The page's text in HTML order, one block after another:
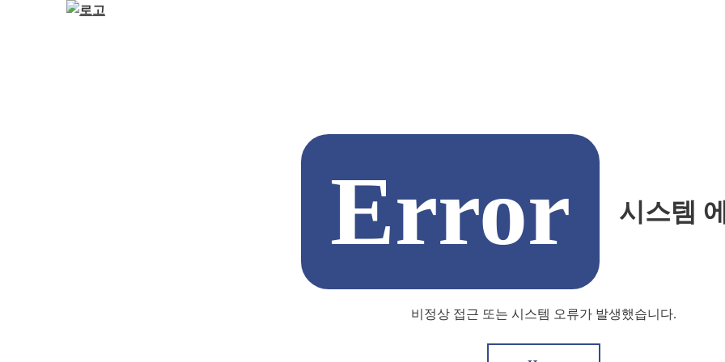
Error 시스템
비정상 접근 또는 시스템 오류가 발생했습니다.